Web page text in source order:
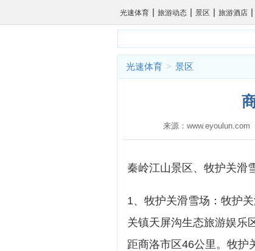
光速体育 | 旅游动态 | 景区 | 旅游酒店 |
光速体育 > 景区
来源：
秦岭江山景区、牧护关滑
1、牧护关滑雪场：牧护
关镇天屏沟生态旅游娱乐
距商洛市区46公里。牧护